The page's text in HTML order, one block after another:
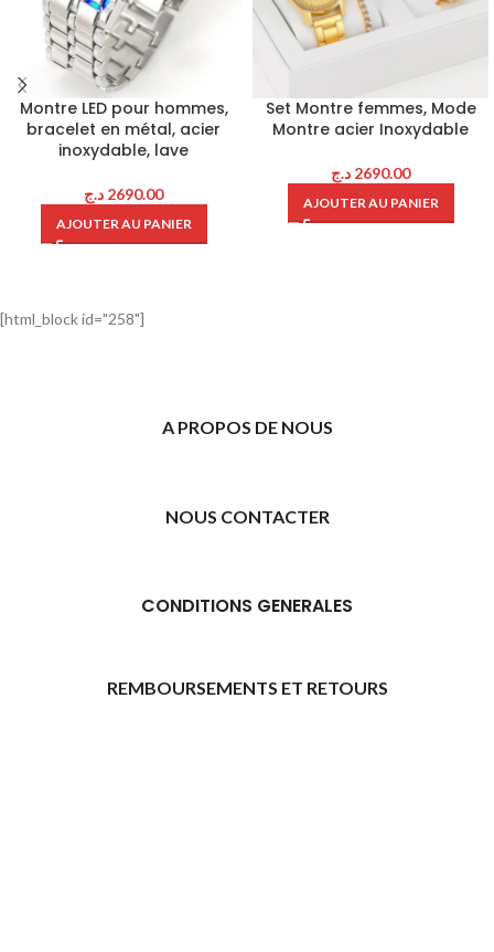
Montre LED pour hommes,
bracelet en métal, acier
inoxydable, lave
2690.00 د.ج
AJOUTER AU PANIER
Set Montre femmes, Mode
Montre acier Inoxydable
2690.00 د.ج
AJOUTER AU PANIER
[html_block id="258"]
A PROPOS DE NOUS
NOUS CONTACTER
CONDITIONS GENERALES
REMBOURSEMENTS ET RETOURS